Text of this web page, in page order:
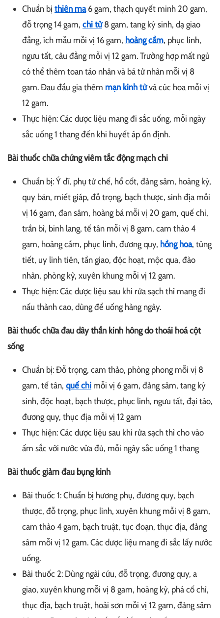
Chuẩn bị thiên ma6 gam, thạch quyết minh 20 gam,
đỗ trọng 14 gam, chi tử8 gam, tang ký sinh, dạ giao
đằng, ích mẫu mỗi vị 16 gam, hoàng cầm, phục linh,
ngưu tất, câu đằng mỗi vị 12 gam. Trường hợp mất ngủ
có thể thêm toan táo nhân và bá tử nhân mỗi vị 8
gam. Đau đầu gia thêm mạn kinh tửvà cúc hoa mỗi vị
12 gam.
Thực hiện: Các dược liệu mang đi sắc uống, mỗi ngày
sắc uống 1 thang đến khi huyết áp ổn định.
Bài thuốc chữa chứng viêm tắc động mạch chi
Chuẩn bị: Ý dĩ, phụ tử chế, hổ cốt, đảng sâm, hoàng kỳ,
quy bản, miết giáp, đỗ trọng, bạch thược, sinh địa mỗi
vị 16 gam, đan sâm, hoàng bá mỗi vị 20 gam, quế chi,
trần bì, binh lang, tế tân mỗi vị 8 gam, cam thảo 4
gam, hoàng cầm, phục linh, đương quy, hồng hoa, tùng
tiết, uy linh tiên, tần giao, độc hoạt, mộc qua, đào
nhân, phòng kỷ, xuyên khung mỗi vị 12 gam.
Thực hiện: Các dược liệu sau khi rửa sạch thì mang đi
nấu thành cao, dùng để uống hàng ngày.
Bài thuốc chữa đau dây thần kinh hông do thoái hoá cột
sống
Chuẩn bị: Đỗ trọng, cam thảo, phòng phong mỗi vị 8
gam, tế tân, quế chi mỗi vị 6 gam, đảng sâm, tang ký
sinh, độc hoạt, bạch thược, phục linh, ngưu tất, đại táo,
đương quy, thục địa mỗi vị 12 gam
Thực hiện: Các dược liệu sau khi rửa sạch thì cho vào
ấm sắc với nước vừa đủ, mỗi ngày sắc uống 1 thang
Bài thuốc giảm đau bụng kinh
Bài thuốc 1: Chuẩn bị hương phụ, đương quy, bạch
thược, đỗ trọng, phục linh, xuyên khung mỗi vị 8 gam,
cam thảo 4 gam, bạch truật, tục đoạn, thục địa, đảng
sâm mỗi vị 12 gam. Các dược liệu mang đi sắc lấy nước
uống.
Bài thuốc 2: Dùng ngải cứu, đỗ trọng, đương quy, a
giao, xuyên khung mỗi vị 8 gam, hoàng kỳ, phá cố chỉ,
thục địa, bạch truật, hoài sơn mỗi vị 12 gam, đảng sâm